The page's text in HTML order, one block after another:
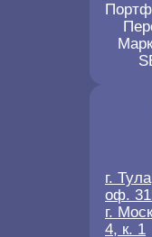
г.
оф.
г.
4, к. 1